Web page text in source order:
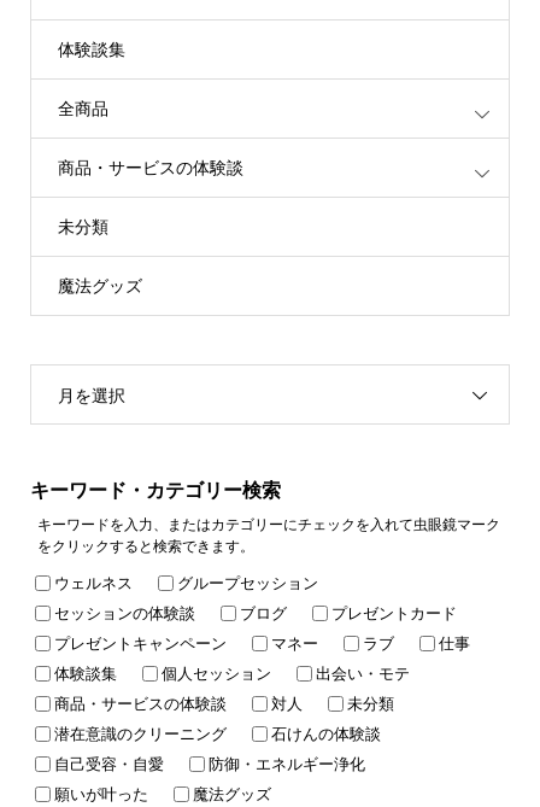
体験談集
全商品
商品・サービスの体験談
未分類
魔法グッズ
月を選択
キーワード・カテゴリー検索
キーワードを入力、またはカテゴリーにチェックを入れて虫眼鏡マーク
をクリックすると検索できます。
ウェルネス
グループセッション
セッションの体験談
ブログ
プレゼントカード
プレゼントキャンペーン
マネー ラブ
仕事
体験談集
個人セッション
出会い・モテ
商品・サービスの体験談
対人
未分類
潜在意識のクリーニング
石けんの体験談
自己受容・自愛
防御・エネルギー浄化
願いが叶った
魔法グッズ